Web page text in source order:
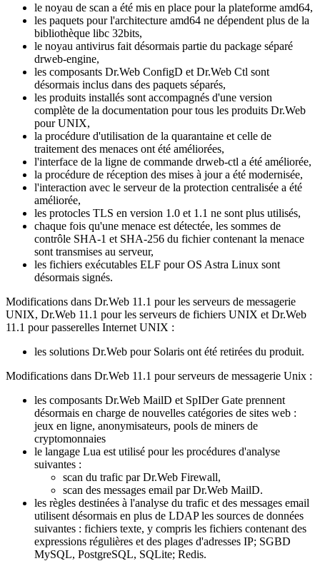
le noyau de scan a été mis en place pour la plateforme amd64,
les paquets pour l'architecture amd64 ne dépendent plus de la
bibliothèque libc 32bits,
le noyau antivirus fait désormais partie du package séparé
drweb-engine,
les composants Dr.Web ConfigD et Dr.Web Ctl sont
désormais inclus dans des paquets séparés,
les produits installés sont accompagnés d'une version
complète de la documentation pour tous les produits Dr.Web
pour UNIX,
la procédure d'utilisation de la quarantaine et celle de
traitement des menaces ont été améliorées,
l'interface de la ligne de commande drweb-ctl a été améliorée,
la procédure de réception des mises à jour a été modernisée,
l'interaction avec le serveur de la protection centralisée a été
améliorée,
les protocles TLS en version 1.0 et 1.1 ne sont plus utilisés,
chaque fois qu'une menace est détectée, les sommes de
contrôle SHA-1 et SHA-256 du fichier contenant la menace
sont transmises au serveur,
les fichiers exécutables ELF pour OS Astra Linux sont
désormais signés.
Modifications dans Dr.Web 11.1 pour les serveurs de messagerie
UNIX, Dr.Web 11.1 pour les serveurs de fichiers UNIX et Dr.Web
11.1 pour passerelles Internet UNIX :
les solutions Dr.Web pour Solaris ont été retirées du produit.
Modifications dans Dr.Web 11.1 pour serveurs de messagerie Unix :
les composants Dr.Web MailD et SpIDer Gate prennent
désormais en charge de nouvelles catégories de sites web :
jeux en ligne, anonymisateurs, pools de miners de
cryptomonnaies
le langage Lua est utilisé pour les procédures d'analyse
suivantes :
scan du trafic par Dr.Web Firewall,
scan des messages email par Dr.Web MailD.
les règles destinées à l'analyse du trafic et des messages email
utilisent désormais en plus de LDAP les sources de données
suivantes : fichiers texte, y compris les fichiers contenant des
expressions régulières et des plages d'adresses IP; SGBD
MySQL, PostgreSQL, SQLite; Redis.